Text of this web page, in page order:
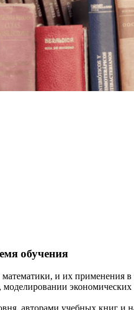
обучения
и их применения в